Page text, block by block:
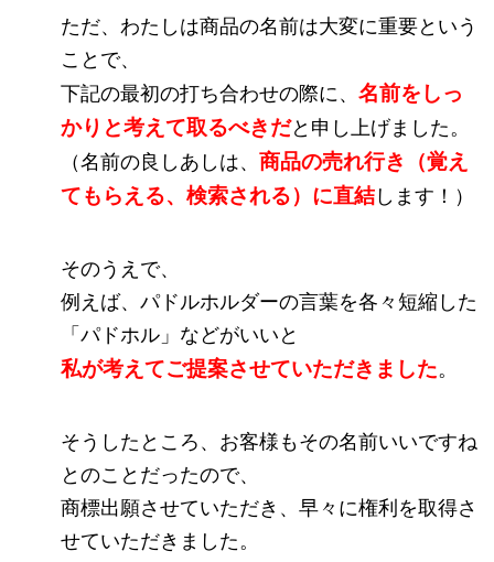
ただ、わたしは商品の名前は大変に重要という
ことで、
下記の最初の打ち合わせの際に、 名前をしっ
かりと考えて取るべきだと申し上げました。
（名前の良しあしは、 商品の売れ行き（覚え
てもらえる、検索される）に直結 します！）
そのうえで、
例えば、パドルホルダーの言葉を各々短縮した
「パドホル」などがいいと
私が考えてご提案させていただきました。
そうしたところ、お客様もその名前いいですね
とのことだったので、
商標出願させていただき、早々に権利を取得さ
せていただきました。